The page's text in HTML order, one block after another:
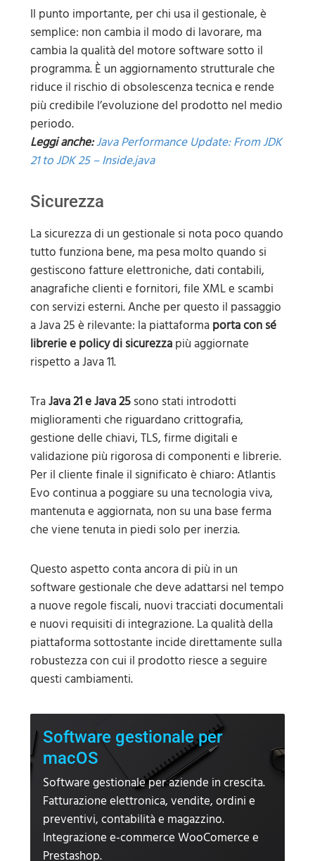
Il punto importante, per chi usa il gestionale, è
semplice: non cambia il modo di lavorare, ma
cambia la qualità del motore software sotto il
programma. È un aggiornamento strutturale che
riduce il rischio di obsolescenza tecnica e rende
più credibile l’evoluzione del prodotto nel medio
periodo.
Leggi anche:Java Performance Update: From JDK
21 to JDK 25 – Inside.java
Sicurezza
La sicurezza di un gestionale si nota poco quando
tutto funziona bene, ma pesa molto quando si
gestiscono fatture elettroniche, dati contabili,
anagrafiche clienti e fornitori, file XML e scambi
con servizi esterni. Anche per questo il passaggio
a Java 25 è rilevante: la piattaformaporta con sé
librerie e policy di sicurezzapiù aggiornate
rispetto a Java 11.
TraJava 21 e Java 25sono stati introdotti
miglioramenti che riguardano crittografia,
gestione delle chiavi, TLS, firme digitali e
validazione più rigorosa di componenti e librerie.
Per il cliente finale il significato è chiaro: Atlantis
Evo continua a poggiare su una tecnologia viva,
mantenuta e aggiornata, non su una base ferma
che viene tenuta in piedi solo per inerzia.
Questo aspetto conta ancora di più in un
software gestionale che deve adattarsi nel tempo
a nuove regole fiscali, nuovi tracciati documentali
e nuovi requisiti di integrazione. La qualità della
piattaforma sottostante incide direttamente sulla
robustezza con cui il prodotto riesce a seguire
questi cambiamenti.
Software gestionale per
macOS
Software gestionale per aziende in crescita.
Fatturazione elettronica, vendite, ordini e
preventivi, contabilità e magazzino.
Integrazione e-commerce WooComerce e
Prestashop.